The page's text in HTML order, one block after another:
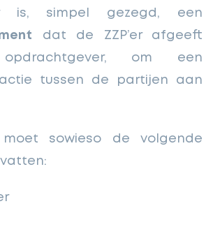
is, simpel gezegd, een
dat de ZZP’er afgeeft
om een
tussen de partijen aan
sowieso de volgende